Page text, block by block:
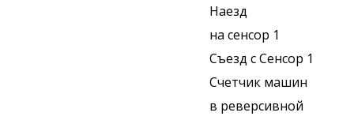
Наезд
на сенсор 1
Съезд с Сенсор 1
Счетчик машин
в реверсивной